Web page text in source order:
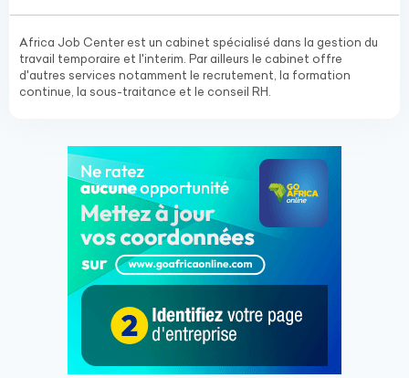
Africa Job Center est un cabinet spécialisé dans la gestion du
travail temporaire et l'interim. Par ailleurs le cabinet offre
d'autres services notamment le recrutement, la formation
continue, la sous-traitance et le conseil RH.